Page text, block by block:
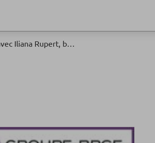
Nos athlètes se dévoilent... Podcast avec Iliana Rupert, basketteuse